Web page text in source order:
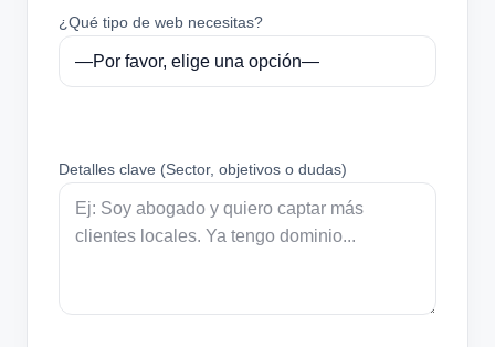
¿Qué tipo de web necesitas?
Detalles clave (Sector, objetivos o dudas)